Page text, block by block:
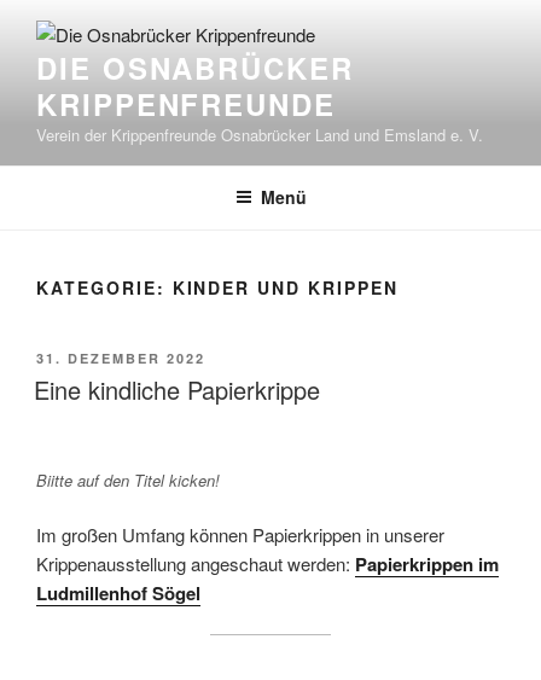
Inhalt
springenDIE OSNABRÜCKER
KRIPPENFREUNDE
Verein der Krippenfreunde Osnabrücker Land und Emsland e. V.
Menü
KATEGORIE: KINDER UND KRIPPEN
VERÖFFENTLICHT
AM
31. DEZEMBER 2022
Eine kindliche Papierkrippe
Biitte auf den Titel kicken!
Im großen Umfang können Papierkrippen in unserer
Krippenausstellung angeschaut werden: Papierkrippen im
Ludmillenhof Sögel